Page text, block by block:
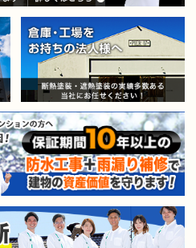
賃貸マンション・アパートオー